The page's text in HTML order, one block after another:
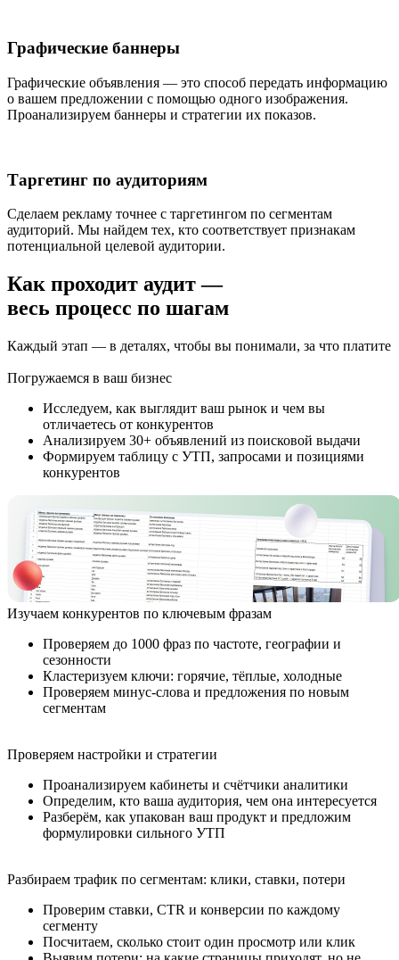
Графические объявления — это способ передать информацию
о вашем предложении с помощью одного изображения.
Проанализируем баннеры и стратегии их показов.
Сделаем рекламу точнее с таргетингом по сегментам
аудиторий. Мы найдем тех, кто соответствует признакам
потенциальной целевой аудитории.
Как проходит аудит —
весь процесс по шагам
Каждый этап — в деталях, чтобы вы понимали, за что платите
Погружаемся в ваш бизнес
Исследуем, как выглядит ваш рынок и чем вы
отличаетесь от конкурентов
Анализируем 30+ объявлений из поисковой выдачи
Формируем таблицу с УТП, запросами и позициями
конкурентов
Изучаем конкурентов по ключевым фразам
Проверяем до 1000 фраз по частоте, географии и
сезонности
Кластеризуем ключи: горячие, тёплые, холодные
Проверяем минус-слова и предложения по новым
сегментам
Проанализируем кабинеты и счётчики аналитики
Определим, кто ваша аудитория, чем она интересуется
Разберём, как упакован ваш продукт и предложим
формулировки сильного УТП
Проверим ставки, CTR и конверсии по каждому
сегменту
Посчитаем, сколько стоит один просмотр или клик
Выявим потери: на какие страницы приходят, но не
оставляют заявки